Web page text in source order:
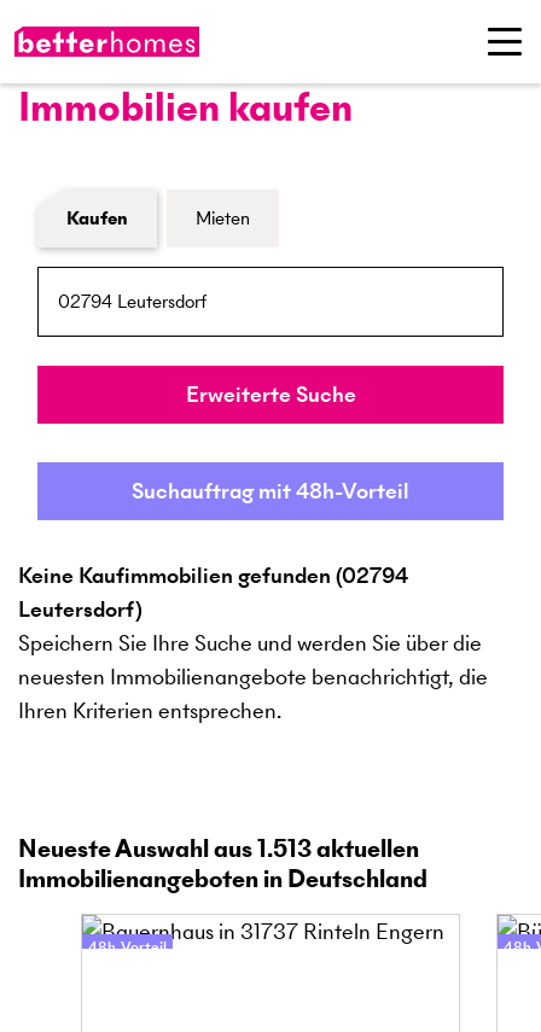
Immobilien kaufen
Formular Immobiliensuche
Kaufen Mieten
PLZ / Ort
Umkreis
Erweiterte Suche
Suchauftrag mit 48h-Vorteil
Keine Kaufimmobilien gefunden (02794
Leutersdorf)
Speichern Sie Ihre Suche und werden Sie über die
neuesten Immobilienangebote benachrichtigt, die
Ihren Kriterien entsprechen.
Neueste Auswahl aus1.513aktuellen
Immobilienangeboten in Deutschland
48h-Vorteil 48h-